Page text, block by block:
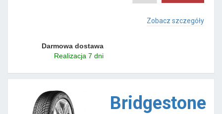
Zobacz szczegóły
Darmowa dostawa
Realizacja 7 dni
Bridgestone